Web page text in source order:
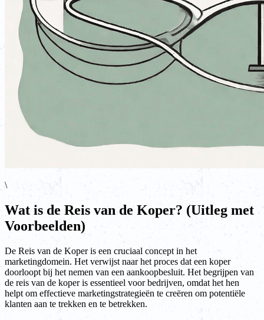
\
Wat is de Reis van de Koper? (Uitleg met
Voorbeelden)
De Reis van de Koper is een cruciaal concept in het
marketingdomein. Het verwijst naar het proces dat een koper
doorloopt bij het nemen van een aankoopbesluit. Het begrijpen van
de reis van de koper is essentieel voor bedrijven, omdat het hen
helpt om effectieve marketingstrategieën te creëren om potentiële
klanten aan te trekken en te betrekken.